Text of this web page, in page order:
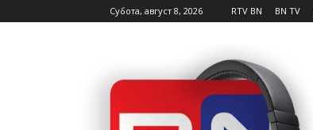
Субота, август 8, 2026 RTV BN BN TV